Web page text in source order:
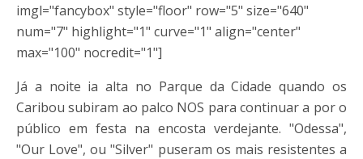
imgl="fancybox" style="floor" row="5" size="640"
num="7" highlight="1" curve="1" align="center"
max="100" nocredit="1"]
Já a noite ia alta no Parque da Cidade quando os
Caribou subiram ao palco NOS para continuar a por o
público em festa na encosta verdejante. "Odessa",
"Our Love", ou "Silver" puseram os mais resistentes a